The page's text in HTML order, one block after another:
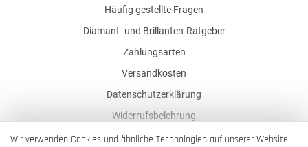
Häufig gestellte Fragen
Diamant- und Brillanten-Ratgeber
Zahlungsarten
Versandkosten
Datenschutzerklärung
Widerrufsbelehrung
AGB
Wir verwenden Cookies und ähnliche Technologien auf unserer Website